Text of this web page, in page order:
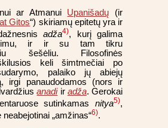
ar Atmanui Upanišadų (ir
Gitos“) skiriamų epitetų yra ir
adža4), kurį galima
ir ir su tam tikru
šešėliu. Filosofinės
keli šimtmečiai po
palaiko jų abiejų
irgi panaudodamos (nors ir
anadiir adža. Gerokai
sutinkamas nitya5),
„amžinas“6).